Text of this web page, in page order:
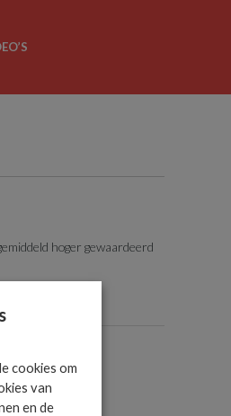
hoger gewaardeerd
cookies om
van
en de